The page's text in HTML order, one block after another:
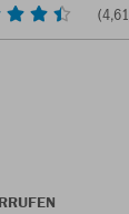
(4,61